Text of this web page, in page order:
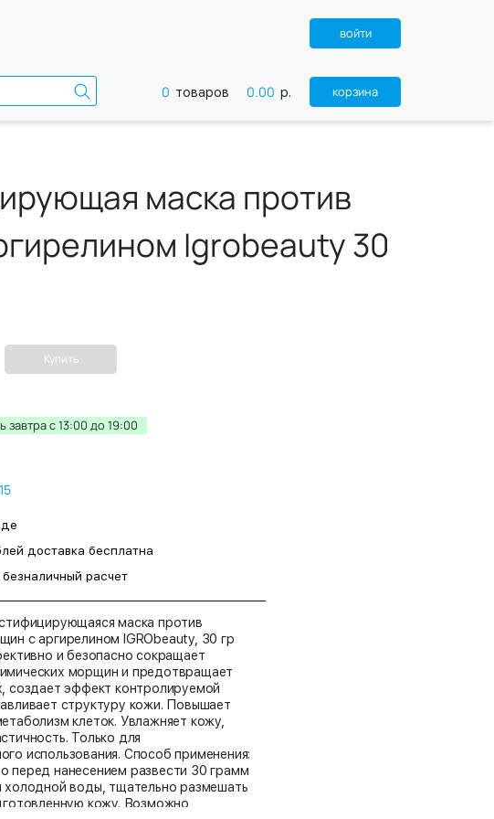
войти
0 товаров 0.00 р. корзина
маска против
Igrobeauty 30
доставка бесплатна
расчет
маска против
с аргирелином IGRObeauty, 30 гр
и безопасно сокращает
морщин и предотвращает
создает эффект контролируемой
структуру кожи. Повышает
клеток. Увлажняет кожу,
Только для
использования. Способ применения:
перед нанесением развести 30 грамм
воды, тщательно размешать
кожу. Возможно
Купить
завтра c 13:00 до 19:00